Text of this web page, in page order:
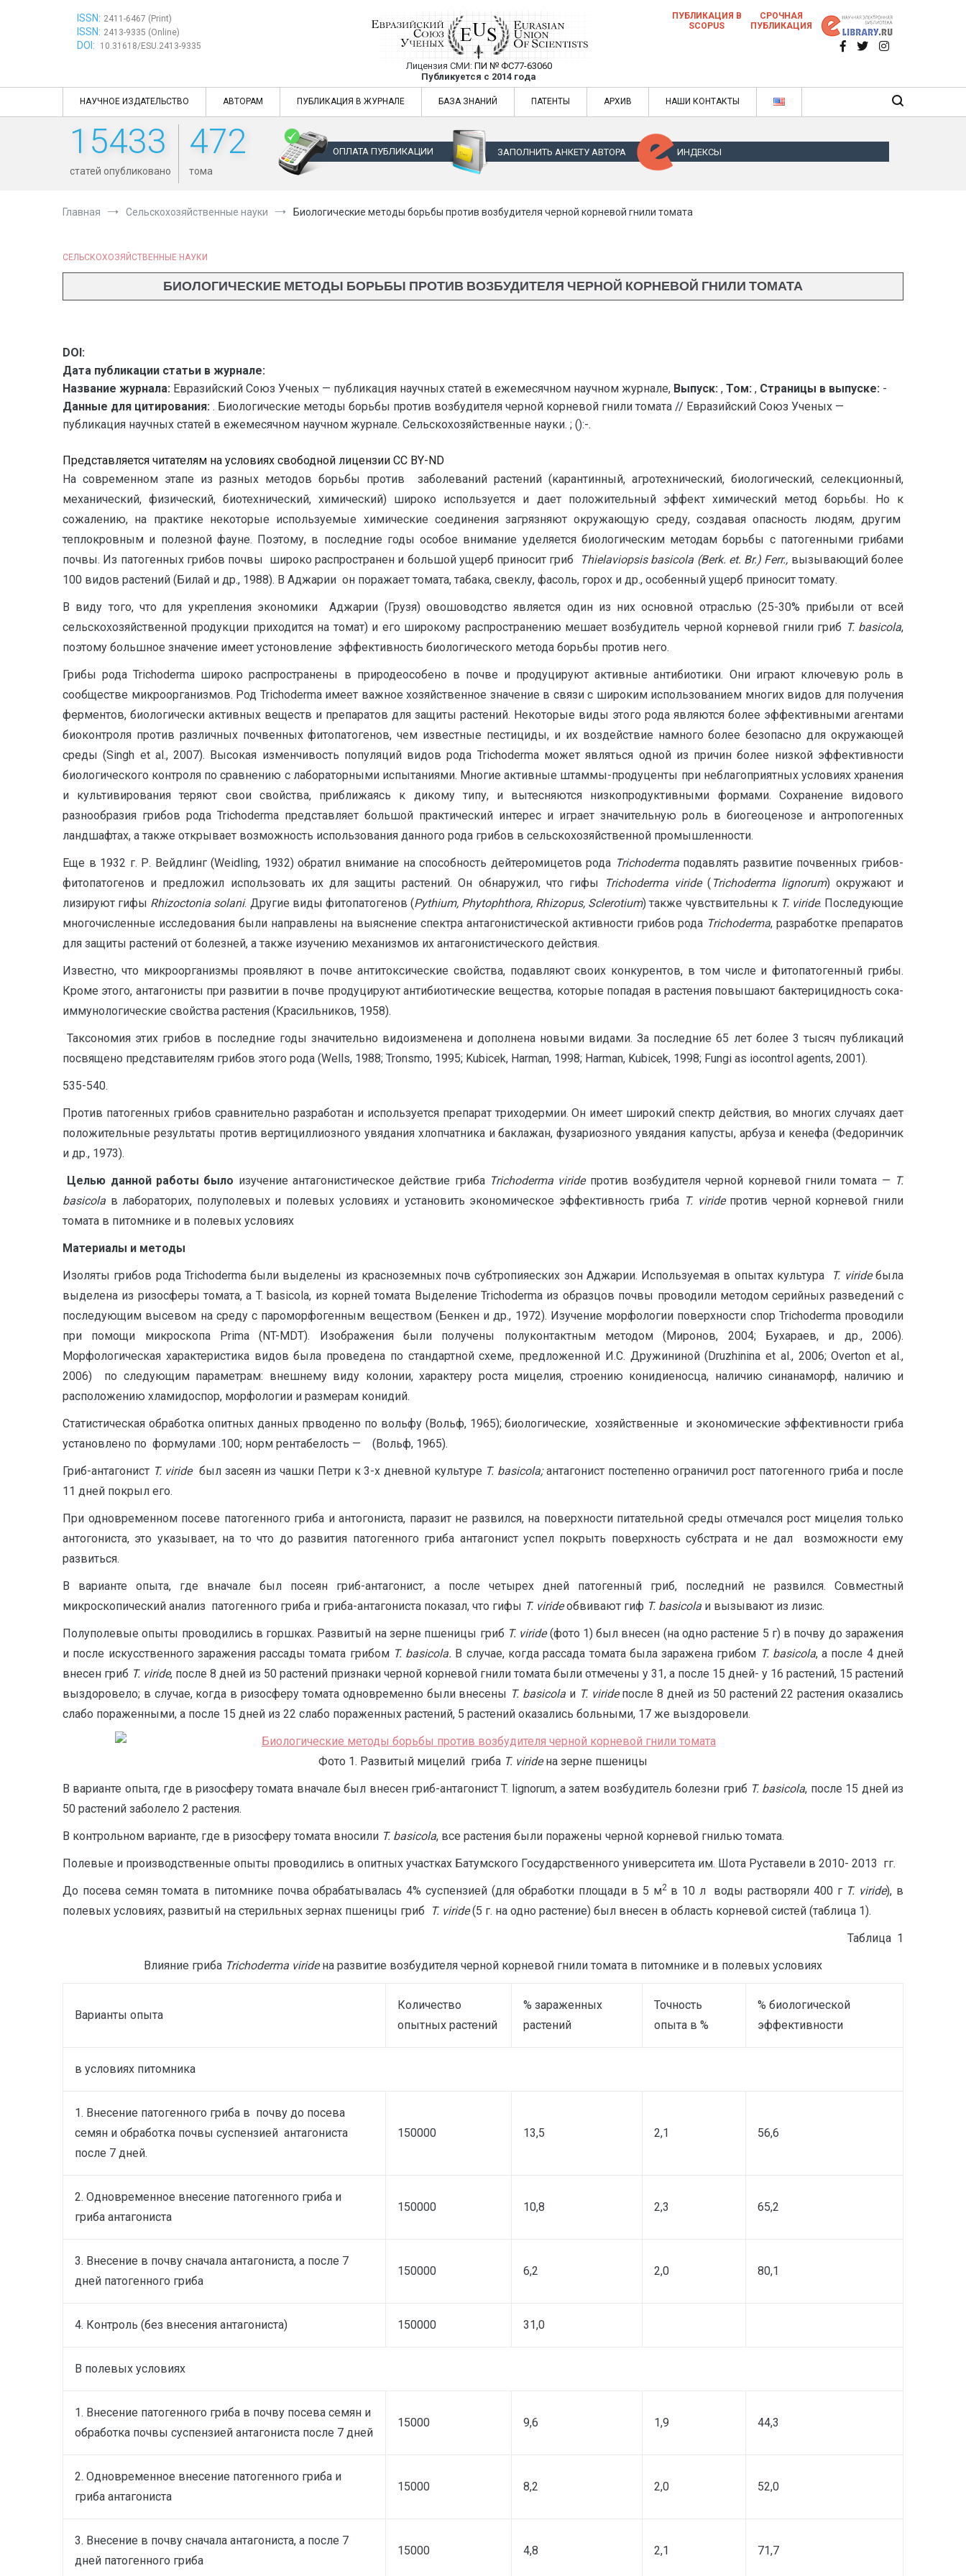
ISSN: 2411-6467 (Print)
ISSN: 2413-9335 (Online)
DOI: 10.31618/ESU.2413-9335
Евразийский Союз Ученых — публикация научных статей в ежемесячном научном
журнале
Лицензия СМИ: ПИ № ФС77-63060
Публикуется с 2014 года
Евразийский Союз Ученых — публикация научных статей в ежемесячном научном журнале
ПУБЛИКАЦИЯ В
SCOPUS
СРОЧНАЯ
ПУБЛИКАЦИЯ
НАУЧНОЕ ИЗДАТЕЛЬСТВО АВТОРАМ ПУБЛИКАЦИЯ В ЖУРНАЛЕ БАЗА ЗНАНИЙ ПАТЕНТЫ АРХИВ НАШИ КОНТАКТЫ
15433
статей опубликовано
472
тома
ОПЛАТА ПУБЛИКАЦИИ ЗАПОЛНИТЬ АНКЕТУ АВТОРА ИНДЕКСЫ
Главная Сельскохозяйственные науки Биологические методы борьбы против возбудителя черной корневой гнили томата
СЕЛЬСКОХОЗЯЙСТВЕННЫЕ НАУКИ
БИОЛОГИЧЕСКИЕ МЕТОДЫ БОРЬБЫ ПРОТИВ ВОЗБУДИТЕЛЯ ЧЕРНОЙ КОРНЕВОЙ ГНИЛИ ТОМАТА
DOI:
Дата публикации статьи в журнале:
Название журнала: Евразийский Союз Ученых — публикация научных статей в ежемесячном научном журнале, Выпуск: , Том: , Страницы в выпуске: -
Данные для цитирования: . Биологические методы борьбы против возбудителя черной корневой гнили томата // Евразийский Союз Ученых —
публикация научных статей в ежемесячном научном журнале. Сельскохозяйственные науки. ; ():-.
Представляется читателям на условиях свободной лицензии CC BY-ND
На современном этапе из разных методов борьбы против заболеваний растений (карантинный, агротехнический, биологический, селекционный,
механический, физический, биотехнический, химический) широко используется и дает положительный эффект химический метод борьбы. Но к
сожалению, на практике некоторые используемые химические соединения загрязняют окружающую среду, создавая опасность людям, другим
теплокровным и полезной фауне. Поэтому, в последние годы особое внимание уделяется биологическим методам борьбы с патогенными грибами
почвы. Из патогенных грибов почвы широко распространен и большой ущерб приносит гриб
Thielaviopsis basicola (Berk. et. Br.) Ferr., вызывающий более
100 видов растений (Билай и др., 1988). В Аджарии он поражает томата, табака, свеклу, фасоль, горох и др., особенный ущерб приносит томату.
В виду того, что для укрепления экономики Аджарии (Грузя) овошоводство является один из них основной отраслью (25-30% прибыли от всей
сельскохозяйственной продукции приходится на томат) и его широкому распространению мешает возбудитель черной корневой гнили гриб T. basicola,
поэтому большное значение имеет устоновление эффективность биологического метода борьбы против него.
Грибы рода Trichoderma широко распространены в природеособено в почве и продуцируют активные антибиотики. Они играют ключевую роль в
сообществе микроорганизмов. Род Trichoderma имеет важное хозяйственное значение в связи с широким использованием многих видов для получения
ферментов, биологически активных веществ и препаратов для защиты растений. Некоторые виды этого рода являются более эффективными агентами
биоконтроля против различных почвенных фитопатогенов, чем известные пестициды, и их воздействие намного более безопасно для окружающей
среды (Singh et al., 2007). Высокая изменчивость популяций видов рода Trichoderma может являться одной из причин более низкой эффективности
биологического контроля по сравнению с лабораторными испытаниями. Многие активные штаммы-продуценты при неблагоприятных условиях хранения
и культивирования теряют свои свойства, приближаясь к дикому типу, и вытесняются низкопродуктивными формами. Сохранение видового
разнообразия грибов рода Trichoderma представляет большой практический интерес и играет значительную роль в биогеоценозе и антропогенных
ландшафтах, а также открывает возможность использования данного рода грибов в сельскохозяйственной промышленности.
Еще в 1932 г. Р. Вейдлинг (Weidling, 1932) обратил внимание на способность дейтеромицетов рода Trichoderma подавлять развитие почвенных грибов-
фитопатогенов и предложил использовать их для защиты растений. Он обнаружил, что гифы
Trichoderma viride( Trichoderma lignorum) окружают и
лизируют гифы Rhizoctonia solani. Другие виды фитопатогенов (Pythium, Phytophthora, Rhizopus, Sclerotium) также чувствительны к T. viride. Последующие
многочисленные исследования были направлены на выяснение спектра антагонистической активности грибов рода Trichoderma, разработке препаратов
для защиты растений от болезней, а также изучению механизмов их антагонистического действия.
Известно, что микроорганизмы проявляют в почве антитоксические свойства, подавляют своих конкурентов, в том числе и фитопатогенный грибы.
Кроме этого, антагонисты при развитии в почве продуцируют антибиотические вещества, которые попадая в растения повышают бактерицидность сока-
иммунологические свойства растения (Красильников, 1958).
Таксономия этих грибов в последние годы значительно видоизменена и дополнена новыми видами. За последние 65 лет более 3 тысяч публикаций
посвящено представителям грибов этого рода (Wells, 1988; Tronsmo, 1995; Kubicek, Harman, 1998; Harman, Kubicek, 1998; Fungi as iocontrol agents, 2001).
535-540.
Против патогенных грибов сравнительно разработан и используется препарат триходермии. Он имеет широкий спектр действия, во многих случаях дает
положительные результаты против вертициллиозного увядания хлопчатника и баклажан, фузариозного увядания капусты, арбуза и кенефа (Федоринчик
и др., 1973).
Целью данной работы было изучение антагонистическое действие гриба Trichoderma virideпротив возбудителя черной корневой гнили томата — T.
basicola в лабораторих, полуполевых и полевых условиях и установить экономическое эффективность гриба T. virideпротив черной корневой гнили
томата в питомнике и в полевых условиях
Материалы и методы
Изоляты грибов рода Trichoderma были выделены из красноземных почв субтропияеских зон Аджарии. Используемая в опытах культура
T. virideбыла
выделена из ризосферы томата, а T. basicola, из корней томата Выделение Trichoderma из образцов почвы проводили методом серийных разведений с
последующим высевом на среду с пароморфогенным веществом (Бенкен и др., 1972). Изучение морфологии поверхности спор Trichoderma проводили
при помощи микроскопа Prima (NT-MDT). Изображения были получены полуконтактным методом (Миронов, 2004; Бухараев, и др., 2006).
Морфологическая характеристика видов была проведена по стандартной схеме, предложенной И.С. Дружининой (Druzhinina et al., 2006; Overton et al.,
2006) по следующим параметрам: внешнему виду колонии, характеру роста мицелия, строению конидиеносца, наличию синанаморф, наличию и
расположению хламидоспор, морфологии и размерам конидий.
Статистическая обработка опитных данных прводенно по вольфу (Вольф, 1965); биологические, хозяйственные и экономические эффективности гриба
установлено по формулами .100; норм рентабелость — (Вольф, 1965).
Гриб-антагонист T. virideбыл засеян из чашки Петри к 3-х дневной культуре T. basicola;антагонист постепенно ограничил рост патогенного гриба и после
11 дней покрыл его.
При одновременном посеве патогенного гриба и антогониста, паразит не развился, на поверхности питательной среды отмечался рост мицелия только
антогониста, это указывает, на то что до развития патогенного гриба антагонист успел покрыть поверхность субстрата и не дал возможности ему
развиться.
В варианте опыта, где вначале был посеян гриб-антагонист, а после четырех дней патогенный гриб, последний не развился. Совместный
микроскопический анализ патогенного гриба и гриба-антагониста показал, что гифы T. virideобвивают гиф T. basicola и вызывают из лизис.
Полуполевые опыты проводились в горшках. Развитый на зерне пшеницы гриб T. viride(фото 1) был внесен (на одно растение 5 г) в почву до заражения
и после искусственного заражения рассады томата грибом T. basicola. В случае, когда рассада томата была заражена грибом T. basicola, а после 4 дней
внесен гриб T. viride, после 8 дней из 50 растений признаки черной корневой гнили томата были отмечены у 31, а после 15 дней- у 16 растений, 15 растений
выздоровело; в случае, когда в ризосферу томата одновременно были внесены T. basicola и T. virideпосле 8 дней из 50 растений 22 растения оказались
слабо пораженными, а после 15 дней из 22 слабо пораженных растений, 5 растений оказались больными, 17 же выздоровели.
Фото 1. Развитый мицелий гриба T. virideна зерне пшеницы
В варианте опыта, где в ризосферу томата вначале был внесен гриб-антагонист T. lignorum, а затем возбудитель болезни гриб T. basicola, после 15 дней из
50 растений заболело 2 растения.
В контрольном варианте, где в ризосферу томата вносили T. basicola, все растения были поражены черной корневой гнилью томата.
Полевые и производcтвенные опыты проводились в опитных участках Батумского Государственного университета им. Шота Руставели в 2010- 2013 гг.
До посева семян томата в питомнике почва обрабатывалась 4% суспензией (для обработки площади в 5 м2в 10 л воды растворяли 400 г T. viride), в
полевых условиях, развитый на стерильных зернах пшеницы гриб
T. viride(5 г. на одно растение) был внесен в область корневой систей (таблица 1).
Taблица 1
Влияние гриба Trichoderma virideна развитие возбудителя черной корневой гнили томата в питомнике и в полевых условиях
Варианты опыта
Количество
опытных растений
% зараженных
растений
Точность
опыта в %
% биологической
эффективности
в условиях питомника
1. Внесение патогенного гриба в почву до посева
семян и обработка почвы суспензией антагониста
после 7 дней.
150000 13,5 2,1 56,6
2. Одновременное внесение патогенного гриба и
гриба антагониста
150000 10,8 2,3 65,2
3. Внесение в почву сначала антагониста, а после 7
дней патогенного гриба
150000 6,2 2,0 80,1
4. Контроль (без внесения антагониста) 150000 31,0
В полевых условиях
1. Внесение патогенного гриба в почву посева семян и
обработка почвы суспензией антагониста после 7 дней
15000 9,6 1,9 44,3
2. Одновременное внесение патогенного гриба и
гриба антагониста
15000 8,2 2,0 52,0
3. Внесение в почву сначала антагониста, а после 7
дней патогенного гриба
15000 4,8 2,1 71,7